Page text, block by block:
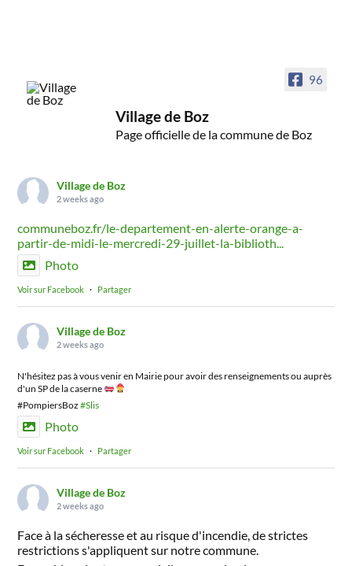
96
Village de Boz
Page officielle de la commune de Boz
Village de Boz
2 weeks ago
communeboz.fr/le-departement-en-alerte-orange-a-
partir-de-midi-le-mercredi-29-juillet-la-biblioth...
Photo
Voir sur Facebook · Partager
Village de Boz
2 weeks ago
N'hésitez pas à vous venir en Mairie pour avoir des renseignements ou auprès
d'un SP de la caserne
#PompiersBoz#Slis
Photo
Voir sur Facebook · Partager
Village de Boz
2 weeks ago
Face à la sécheresse et au risque d'incendie, de strictes
restrictions s'appliquent sur notre commune.